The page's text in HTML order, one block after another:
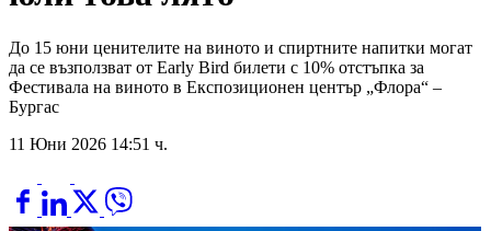
До 15 юни ценителите на виното и спиртните напитки могат
да се възползват от Early Bird билети с 10% отстъпка за
Фестивала на виното в Експозиционен център „Флора“ –
Бургас
11 Юни 2026 14:51 ч.